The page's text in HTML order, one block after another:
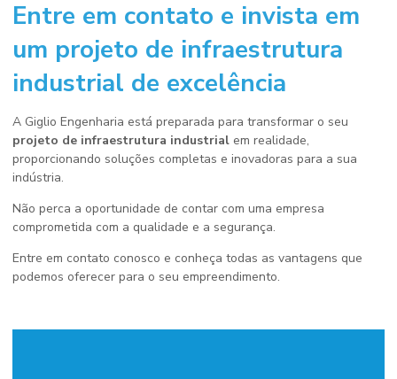
Entre em contato e invista em
um projeto de infraestrutura
industrial de excelência
A Giglio Engenharia está preparada para transformar o seu
projeto de infraestrutura industrial em realidade,
proporcionando soluções completas e inovadoras para a sua
indústria.
Não perca a oportunidade de contar com uma empresa
comprometida com a qualidade e a segurança.
Entre em contato conosco e conheça todas as vantagens que
podemos oferecer para o seu empreendimento.